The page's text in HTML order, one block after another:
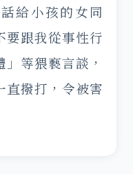
給小孩的女同
要跟我從事性行
等猥褻言談，
直撥打，令被害